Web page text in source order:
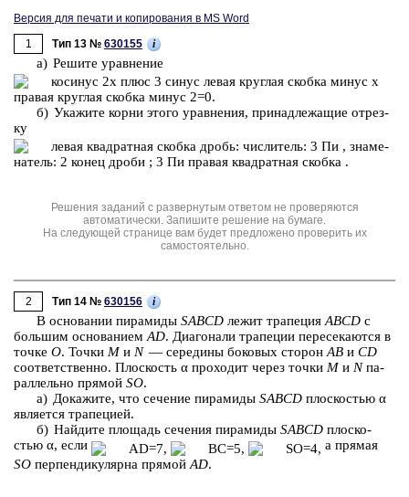
Версия для печати и копирования в MS Word
1
Тип 13 № 630155 i
а) Ре­ши­те урав­не­ние
б) Ука­жи­те корни этого урав­не­ния, при­над­ле­жа­щие от­рез­
ку
Решения заданий с развернутым ответом не проверяются
автоматически. Запишите решение на бумаге.
На следующей странице вам будет предложено проверить их
самостоятельно.
2 Тип 14 № 630156 i
В ос­но­ва­нии пи­ра­ми­ды SABCD лежит тра­пе­ция ABCD с
боль­шим ос­но­ва­ни­ем AD. Диа­го­на­ли тра­пе­ции пе­ре­се­ка­ют­ся в
точке O. Точки M и N— се­ре­ди­ны бо­ко­вых сто­рон AB и CD
со­от­вет­ствен­но. Плос­кость α про­хо­дит через точки M и Nпа­
рал­лель­но пря­мой SO.
а) До­ка­жи­те, что се­че­ние пи­ра­ми­ды SABCD плос­ко­стью α
яв­ля­ет­ся тра­пе­ци­ей.
б) Най­ди­те пло­щадь се­че­ния пи­ра­ми­ды SABCD плос­ко­
стью α, если
а пря­мая
SO пер­пен­ди­ку­ляр­на пря­мой AD.